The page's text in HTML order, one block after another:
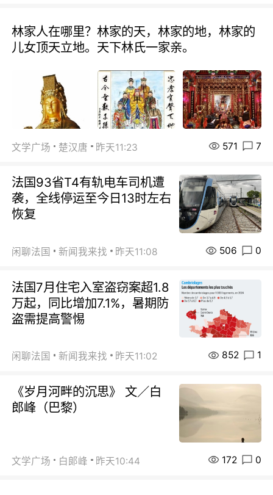
林家人在哪里？林家的天，林家的地，林家的
儿女顶天立地。天下林氏一家亲。
文学广场 楚汉唐 昨天11:23 571 7
法国93省T4有轨电车司机遭
袭，全线停运至今日13时左右
恢复
闲聊法国 新闻我来找 昨天11:08 506 0
法国7月住宅入室盗窃案超1.8
万起，同比增加7.1%，暑期防
盗需提高警惕
闲聊法国 新闻我来找 昨天11:02 852 1
《岁月河畔的沉思》 文／白
郎峰（巴黎）
文学广场 白郞峰 昨天10:44 172 0